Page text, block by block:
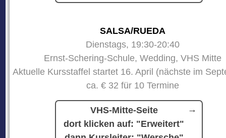
SALSA/RUEDA
Dienstags, 19:30-20:40
Ernst-Schering-Schule, Wedding, VHS Mitte
Aktuelle Kursstaffel startet 16. April (nächste im
ca. € 32 für 10 Termine
VHS-Mitte-Seite
dort klicken auf: "Erweitert"